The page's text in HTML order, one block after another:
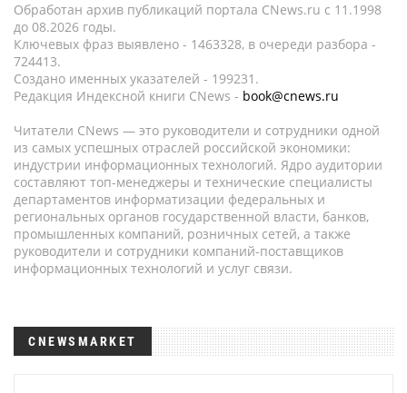
Обработан архив публикаций портала CNews.ru c 11.1998
до 08.2026 годы.
Ключевых фраз выявлено - 1463328, в очереди разбора -
724413.
Создано именных указателей - 199231.
Редакция Индексной книги CNews - book@cnews.ru
Читатели CNews — это руководители и сотрудники одной
из самых успешных отраслей российской экономики:
индустрии информационных технологий. Ядро аудитории
составляют топ-менеджеры и технические специалисты
департаментов информатизации федеральных и
региональных органов государственной власти, банков,
промышленных компаний, розничных сетей, а также
руководители и сотрудники компаний-поставщиков
информационных технологий и услуг связи.
CNEWSMARKET